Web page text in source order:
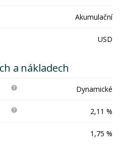
Akumulační
USD
a nákladech
Dynamické
2,11 %
1,75 %